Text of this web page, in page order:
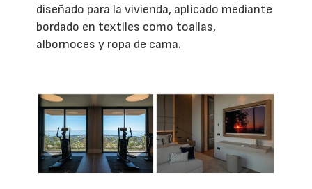
diseñado para la vivienda, aplicado mediante
bordado en textiles como toallas,
albornoces y ropa de cama.